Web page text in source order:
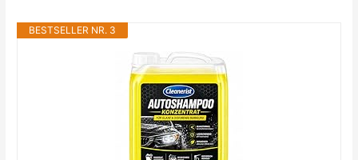
BESTSELLER NR. 3